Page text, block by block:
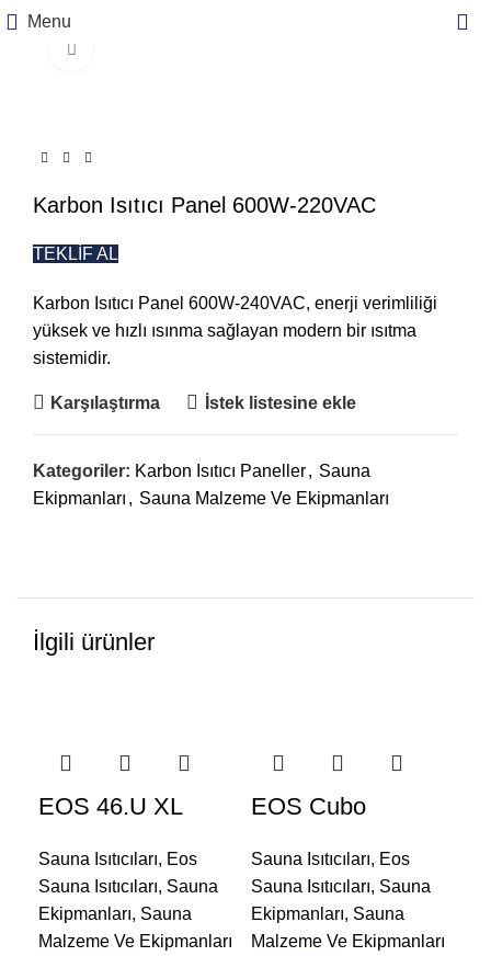
Menu
Karbon Isıtıcı Panel 600W-220VAC
TEKLİF AL
Karbon Isıtıcı Panel 600W-240VAC, enerji verimliliği
yüksek ve hızlı ısınma sağlayan modern bir ısıtma
sistemidir.
Karşılaştırma İstek listesine ekle
Kategoriler: Karbon Isıtıcı Paneller, Sauna
Ekipmanları , Sauna Malzeme Ve Ekipmanları
İlgili ürünler
EOS 46.U XL
Sauna Isıtıcıları, Eos
Sauna Isıtıcıları, Sauna
Ekipmanları, Sauna
Malzeme Ve Ekipmanları
EOS Cubo
Sauna Isıtıcıları, Eos
Sauna Isıtıcıları, Sauna
Ekipmanları, Sauna
Malzeme Ve Ekipmanları